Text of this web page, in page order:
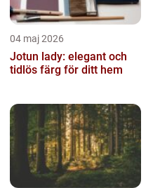
04 maj 2026
Jotun lady: elegant och
tidlös färg för ditt hem